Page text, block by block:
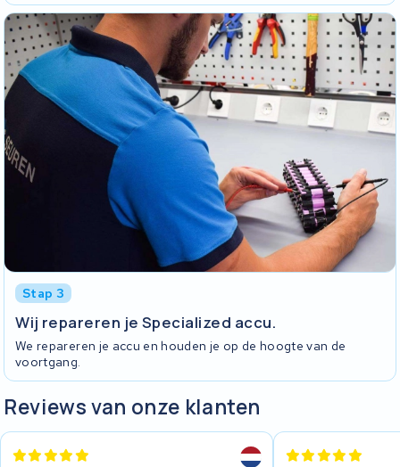
Stap 3
Wij repareren je Specialized accu.
We repareren je accu en houden je op de hoogte van de
voortgang.
Reviews van onze klanten